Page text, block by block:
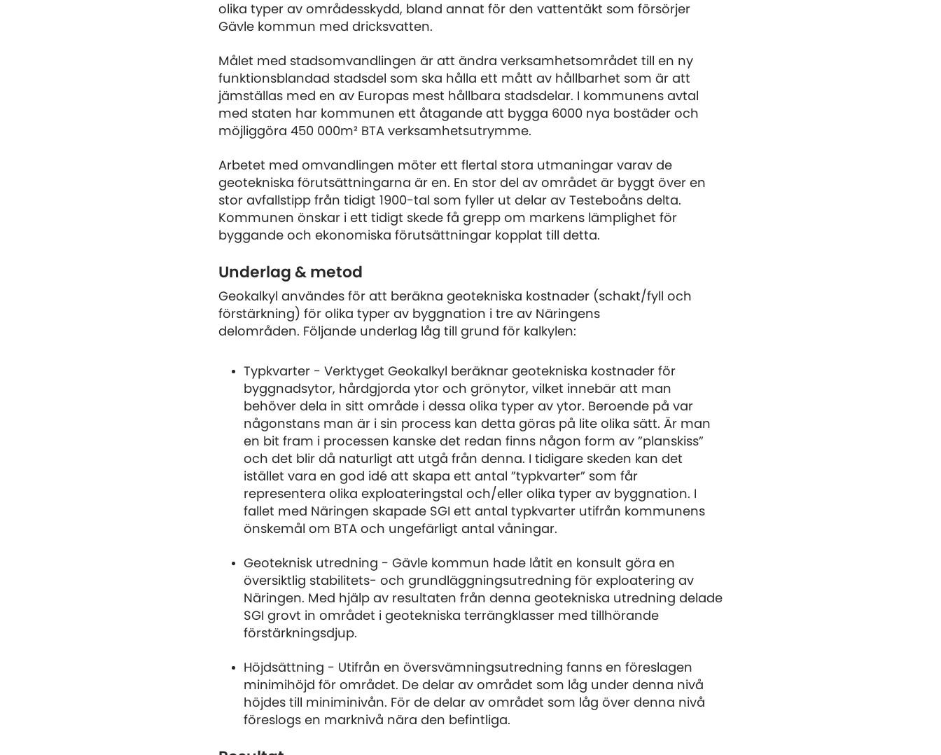
olika typer av områdesskydd, bland annat för den vattentäkt som försörjer
Gävle kommun med dricksvatten.
Målet med stadsomvandlingen är att ändra verksamhetsområdet till en ny
funktionsblandad stadsdel som ska hålla ett mått av hållbarhet som är att
jämställas med en av Europas mest hållbara stadsdelar. I kommunens avtal
med staten har kommunen ett åtagande att bygga 6000 nya bostäder och
möjliggöra 450 000m² BTA verksamhetsutrymme.
Arbetet med omvandlingen möter ett flertal stora utmaningar varav de
geotekniska förutsättningarna är en. En stor del av området är byggt över en
stor avfallstipp från tidigt 1900-tal som fyller ut delar av Testeboåns delta.
Kommunen önskar i ett tidigt skede få grepp om markens lämplighet för
byggande och ekonomiska förutsättningar kopplat till detta.
Underlag & metod
Geokalkyl användes för att beräkna geotekniska kostnader (schakt/fyll och
förstärkning) för olika typer av byggnation i tre av Näringens
delområden. Följande underlag låg till grund för kalkylen:
Typkvarter - Verktyget Geokalkyl beräknar geotekniska kostnader för
byggnadsytor, hårdgjorda ytor och grönytor, vilket innebär att man
behöver dela in sitt område i dessa olika typer av ytor. Beroende på var
någonstans man är i sin process kan detta göras på lite olika sätt. Är man
en bit fram i processen kanske det redan finns någon form av ”planskiss”
och det blir då naturligt att utgå från denna. I tidigare skeden kan det
istället vara en god idé att skapa ett antal ”typkvarter” som får
representera olika exploateringstal och/eller olika typer av byggnation. I
fallet med Näringen skapade SGI ett antal typkvarter utifrån kommunens
önskemål om BTA och ungefärligt antal våningar.
Geoteknisk utredning - Gävle kommun hade låtit en konsult göra en
översiktlig stabilitets- och grundläggningsutredning för exploatering av
Näringen. Med hjälp av resultaten från denna geotekniska utredning delade
SGI grovt in området i geotekniska terrängklasser med tillhörande
förstärkningsdjup.
Höjdsättning - Utifrån en översvämningsutredning fanns en föreslagen
minimihöjd för området. De delar av området som låg under denna nivå
höjdes till miniminivån. För de delar av området som låg över denna nivå
föreslogs en marknivå nära den befintliga.